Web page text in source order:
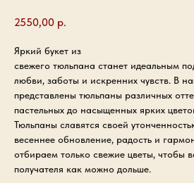
2550,00 р.
Яркий букет из
свежего тюльпана станет идеальным
любви, заботы и искренних чувств. В
представлены тюльпаны различных
пастельных до насыщенных ярких
Тюльпаны славятся своей
весеннее обновление, радость и
отбираем только свежие цветы, чтобы
получателя как можно дольше.